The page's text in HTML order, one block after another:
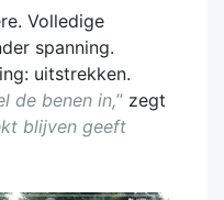
Volledige
spanning.
uitstrekken.
de benen in,” zegt
blijven geeft